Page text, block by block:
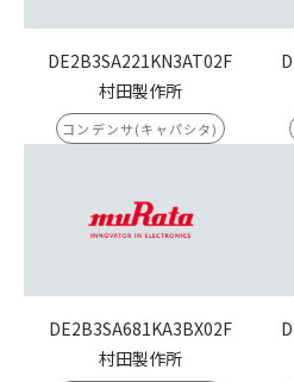
DE2B3SA221KN3AT02F
村田製作所
コンデンサ(キャパシタ)
DE2B3SA681KA3BX02F
村田製作所